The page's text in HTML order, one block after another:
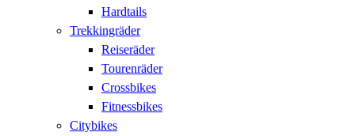
Hardtails
Trekkingräder
Reiseräder
Tourenräder
Crossbikes
Fitnessbikes
Citybikes